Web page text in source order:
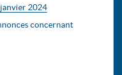
2024
concernant